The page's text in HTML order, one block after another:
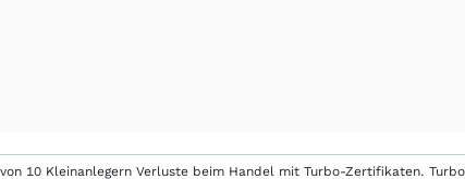
10 Kleinanlegern Verluste beim Handel mit Turbo-Zertifikaten.